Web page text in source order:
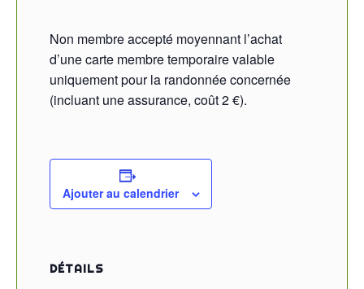
Non membre accepté moyennant l’achat
d’une carte membre temporaire valable
uniquement pour la randonnée concernée
(incluant une assurance, coût 2 €).
Ajouter au calendrier
DÉTAILS